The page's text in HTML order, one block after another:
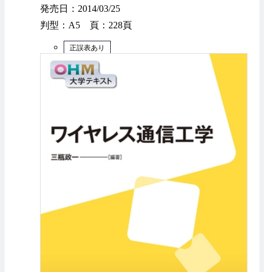
発売日：2014/03/25
判型：A5 頁：228頁
正誤表あり